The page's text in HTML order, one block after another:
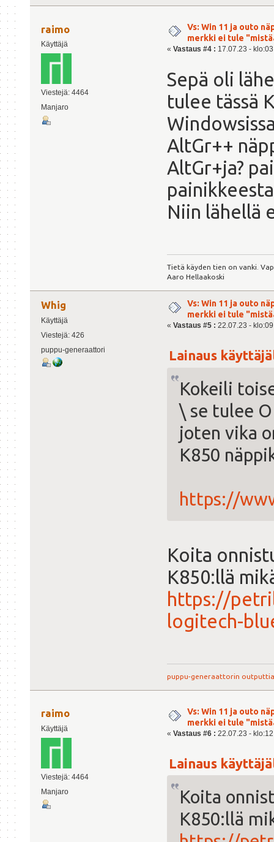
raimo
Käyttäjä
Viestejä: 4464
Manjaro
Vs: Win 11 ja outo
merkki ei tule
« Vastaus #4 : 17.07.23 -
Sepä oli
tulee tässä
AltGr++
AltGr+ja?
Niin lähellä
Tietä käyden tien on vanki.
Aaro Hellaakoski
Whig
Käyttäjä
Viestejä: 426
puppu-generaattori
Vs: Win 11 ja outo
merkki ei tule
« Vastaus #5 : 22.07.23 -
Lainaus
Kokeili
\ se tulee
joten vika
K850
https://
Koita
K850:llä
https://
logitech-
puppu-generaattorin outputtia
raimo
Käyttäjä
Viestejä: 4464
Manjaro
Vs: Win 11 ja outo
merkki ei tule
« Vastaus #6 : 22.07.23 -
Lainaus
Koita
K850:llä